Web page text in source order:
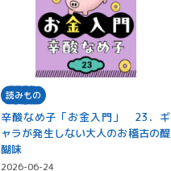
読みもの
辛酸なめ子「お金入門」 23．ギ
ャラが発生しない大人のお稽古の醍
醐味
2026-06-24